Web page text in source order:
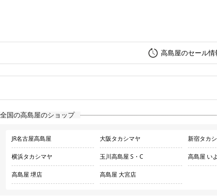
高島屋のセール情
全国の高島屋のショップ
JR名古屋高島屋 大阪タカシマヤ 新宿タカ
横浜タカシマヤ 玉川高島屋 S・C 高島屋 い
高島屋 堺店 高島屋 大宮店